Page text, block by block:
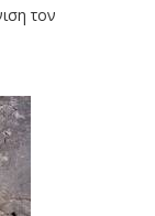
τον